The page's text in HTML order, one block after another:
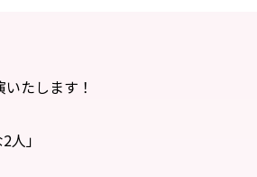
たします！
」